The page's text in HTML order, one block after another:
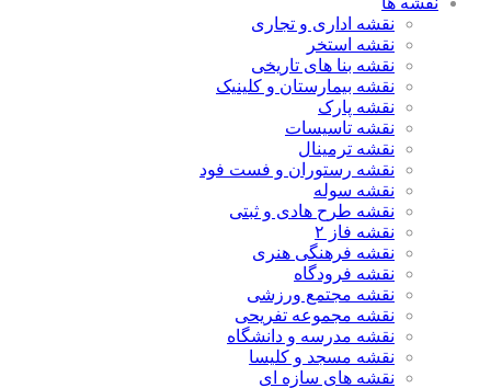
نقشه اداری و تجاری
نقشه استخر
نقشه بنا های تاریخی
نقشه بیمارستان و کلینیک
نقشه پارک
نقشه تاسیسات
نقشه ترمینال
نقشه رستوران و فست فود
نقشه سوله
نقشه طرح هادی و ثبتی
نقشه فاز ۲
نقشه فرهنگی هنری
نقشه فرودگاه
نقشه مجتمع ورزشی
نقشه مجموعه تفریحی
نقشه مدرسه و دانشگاه
نقشه مسجد و کلیسا
نقشه های سازه ای